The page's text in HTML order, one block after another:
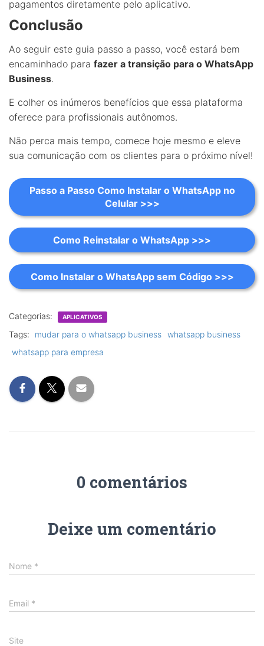
pagamentos diretamente pelo aplicativo.
Conclusão
Ao seguir este guia passo a passo, você estará bem
encaminhado para fazer a transição para o WhatsApp
Business.
E colher os inúmeros benefícios que essa plataforma
oferece para profissionais autônomos.
Não perca mais tempo, comece hoje mesmo e eleve
sua comunicação com os clientes para o próximo nível!
Passo a Passo Como Instalar o WhatsApp no
Celular >>>
Como Reinstalar o WhatsApp >>>
Como Instalar o WhatsApp sem Código >>>
Categorias: APLICATIVOS
Tags: mudar para o whatsapp business whatsapp business
whatsapp para empresa
0 comentários
Deixe um comentário
Nome *
Email *
Site